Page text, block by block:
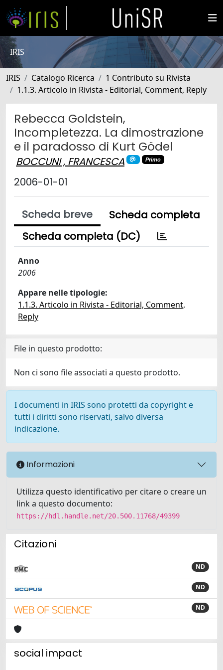
IRIS
IRIS Catalogo Ricerca
1 Contributo su Rivista
1.1.3. Articolo in Rivista - Editorial, Comment, Reply
Rebecca Goldstein,
Incompletezza. La dimostrazione
e il paradosso di Kurt Gödel
BOCCUNI , FRANCESCA Primo
2006-01-01
Scheda breve
Scheda completa
Scheda completa (DC)
Anno
2006
Appare nelle tipologie:
1.1.3. Articolo in Rivista - Editorial, Comment,
Reply
File in questo prodotto:
Non ci sono file associati a questo prodotto.
I documenti in IRIS sono protetti da copyright e
tutti i diritti sono riservati, salvo diversa
indicazione.
Informazioni
Utilizza questo identificativo per citare o creare un
link a questo documento:
https://hdl.handle.net/20.500.11768/49399
Citazioni
ND
ND
ND
social impact